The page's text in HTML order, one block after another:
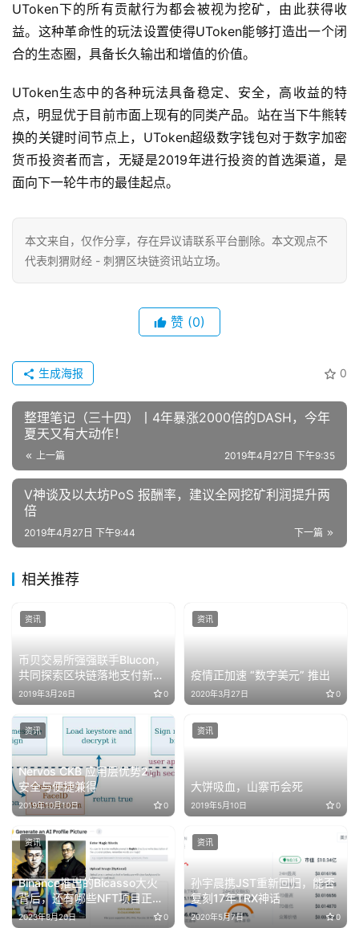
UToken下的所有贡献行为都会被视为挖矿，由此获得收
益。这种革命性的玩法设置使得UToken能够打造出一个闭
合的生态圈，具备长久输出和增值的价值。
UToken生态中的各种玩法具备稳定、安全，高收益的特
点，明显优于目前市面上现有的同类产品。站在当下牛熊转
换的关键时间节点上，UToken超级数字钱包对于数字加密
货币投资者而言，无疑是2019年进行投资的首选渠道，是
面向下一轮牛市的最佳起点。
本文来自 ，仅作分享，存在异议请联系平台删除。本文观点不
代表刺猬财经 - 刺猬区块链资讯站立场。
赞 (0)
0
生成海报
整理笔记（三十四）丨4年暴涨2000倍的DASH，今年
夏天又有大动作！
上一篇 2019年4月27日 下午9:35
V神谈及以太坊PoS 报酬率，建议全网挖矿利润提升两
倍
下一篇
2019年4月27日 下午9:44
相关推荐
币贝交易所强强联手Blucon，
共同探索区块链落地支付新场
景
2019年3月26日 0
资讯
疫情正加速 “数字美元” 推出
2020年3月27日 0
资讯
Nervos CKB 应用层优势2：
安全与便捷兼得
2019年10月10日 0
资讯
大饼吸血，山寨币会死
2019年5月10日 0
资讯
Binance推出的Bicasso大火
背后，还有哪些NFT项目正展
开生成式AI叙事
2023年3月20日 0
资讯
孙宇晨携JST重新回归，能否
复刻17年TRX神话
2020年5月7日 0
资讯